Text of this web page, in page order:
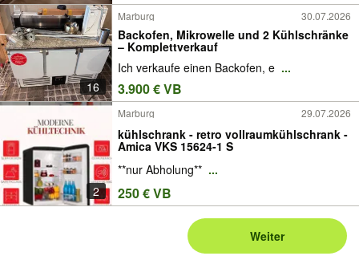
16
Marburg 30.07.2026
Backofen, Mikrowelle und 2 Kühlschränke
– Komplettverkauf
Ich verkaufe einen Backofen, e ...
3.900 € VB
2
Marburg 29.07.2026
kühlschrank - retro vollraumkühlschrank -
Amica VKS 15624-1 S
**nur Abholung** ...
250 € VB
Weiter